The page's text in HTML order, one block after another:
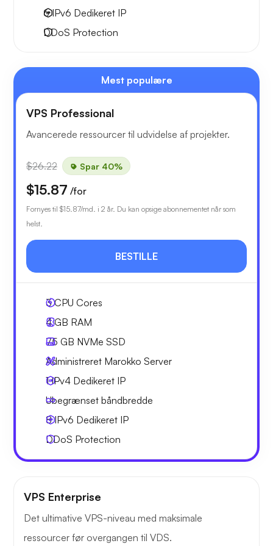
6 IPv6 Dedikeret IP
DDoS Protection
Mest populære
VPS Professional
Avancerede ressourcer til udvidelse af projekter.
$26.22 Spar 40%
$15.87 /for
Fornyes til $15.87/md. i 2 år. Du kan opsige abonnementet når som
helst.
BESTILLE
3CPU Cores
4 GB RAM
75 GB NVMe SSD
Administreret Marokko Server
1 IPv4 Dedikeret IP
Ubegrænset båndbredde
8 IPv6 Dedikeret IP
DDoS Protection
VPS Enterprise
Det ultimative VPS-niveau med maksimale
ressourcer før overgangen til VDS.